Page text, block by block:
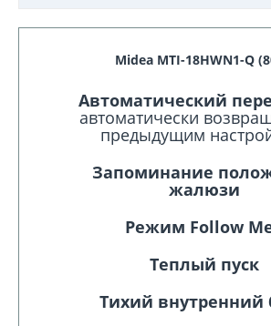
Midea MTI-18HWN1-Q
Автоматический
автоматически
предыдущим
Запоминание
жалюзи
Режим Follow
Теплый пуск
Тихий внутренний